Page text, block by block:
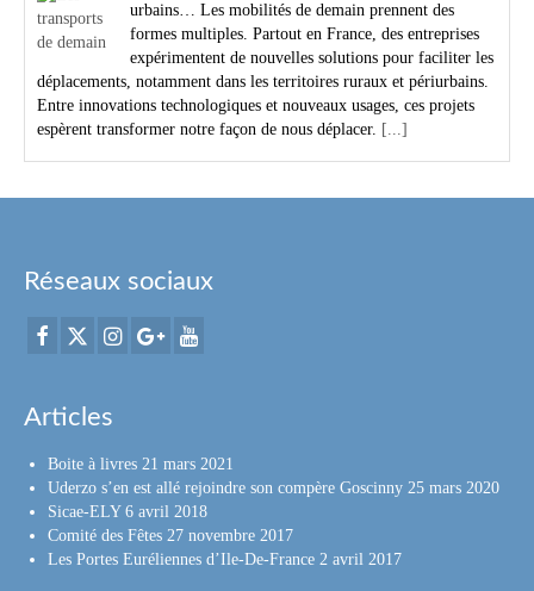
urbains… Les mobilités de demain prennent des
formes multiples. Partout en France, des entreprises
expérimentent de nouvelles solutions pour faciliter les
déplacements, notamment dans les territoires ruraux et périurbains.
Entre innovations technologiques et nouveaux usages, ces projets
espèrent transformer notre façon de nous déplacer. [...]
Réseaux sociaux
Articles
Boite à livres 21 mars 2021
Uderzo s’en est allé rejoindre son compère Goscinny 25 mars 2020
Sicae-ELY 6 avril 2018
Comité des Fêtes 27 novembre 2017
Les Portes Euréliennes d’Ile-De-France 2 avril 2017